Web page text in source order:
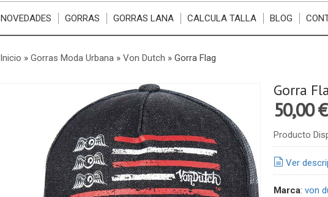
NOVEDADES GORRAS GORRAS LANA CALCULA TALLA BLOG
Inicio » Gorras Moda Urbana» Von Dutch » Gorra Flag
Gorra
50,00 €
Producto
Ver
Marca: von